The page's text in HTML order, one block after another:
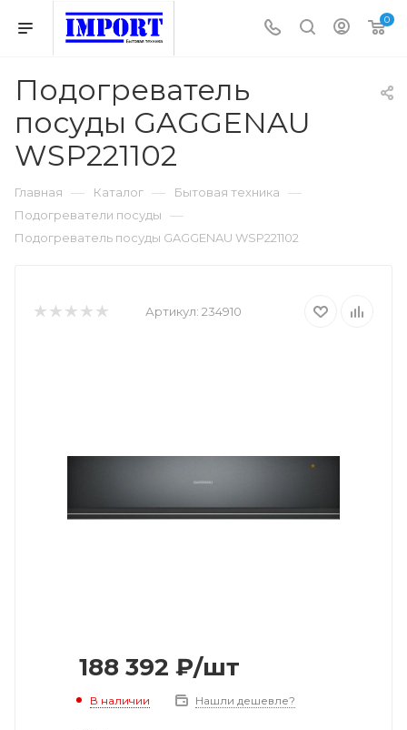
0
Подогреватель
посуды GAGGENAU
WSP221102
Главная — Каталог — Бытовая техника —
Подогреватели посуды —
Подогреватель посуды GAGGENAU WSP221102
Артикул: 234910
188 392 ₽/шт
В наличии Нашли дешевле?